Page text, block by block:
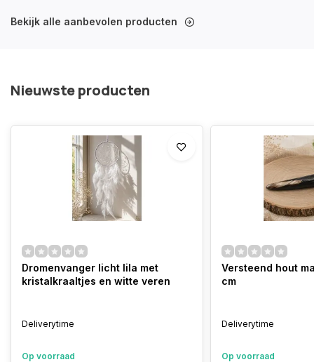
Bekijk alle aanbevolen producten
Nieuwste producten
Dromenvanger licht lila met
kristalkraaltjes en witte veren
Deliverytime
Op voorraad
Versteend hout
cm
Deliverytime
Op voorraad